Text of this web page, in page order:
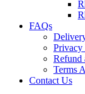
FAQs
Privacy
Refund
Terms
Contact Us